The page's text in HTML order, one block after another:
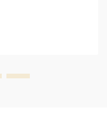
นต์รายนั้นประสบความ
ให้กับ...